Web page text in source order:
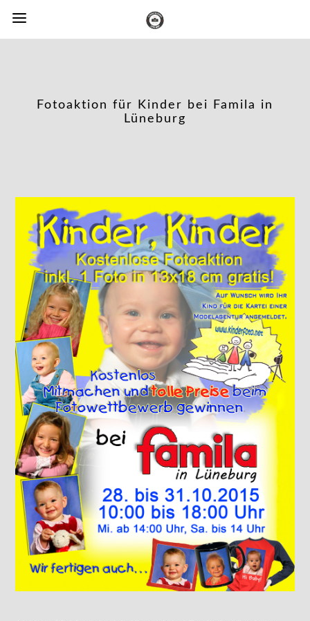
Fotoaktion für Kinder bei Famila in
Lüneburg